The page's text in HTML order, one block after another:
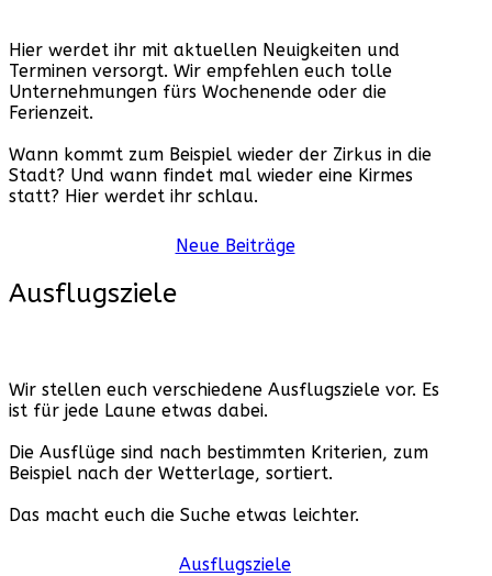
Hier werdet ihr mit aktuellen Neuigkeiten und
Terminen versorgt. Wir empfehlen euch tolle
Unternehmungen fürs Wochenende oder die
Ferienzeit.
Wann kommt zum Beispiel wieder der Zirkus in die
Stadt? Und wann findet mal wieder eine Kirmes
statt? Hier werdet ihr schlau.
Neue Beiträge
Ausflugsziele
Wir stellen euch verschiedene Ausflugsziele vor. Es
ist für jede Laune etwas dabei.
Die Ausflüge sind nach bestimmten Kriterien, zum
Beispiel nach der Wetterlage, sortiert.
Das macht euch die Suche etwas leichter.
Ausflugsziele